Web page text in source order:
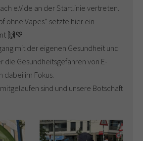
e.V.de an der Startlinie vertreten.
ohne Vapes“ setzte hier ein
🙌💚
mit der eigenen Gesundheit und
die Gesundheitsgefahren von E-
dabei im Fokus.
sind und unsere Botschaft